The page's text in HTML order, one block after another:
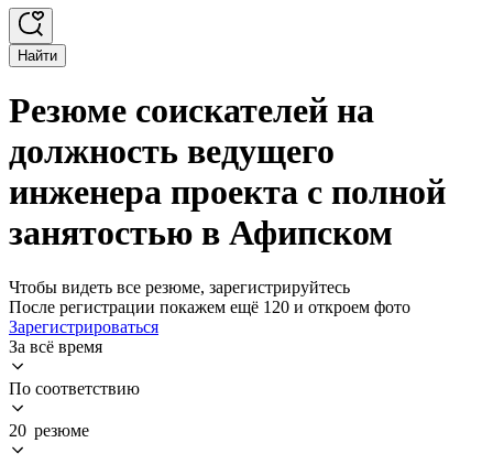
Найти
Резюме соискателей на
должность ведущего
инженера проекта с полной
занятостью в Афипском
Чтобы видеть все резюме, зарегистрируйтесь
После регистрации покажем ещё 120 и откроем фото
Зарегистрироваться
За всё время
По соответствию
20 резюме